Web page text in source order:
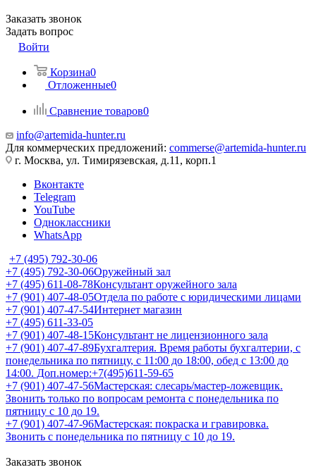
Заказать звонок
Задать вопрос
Войти
Корзина0
Отложенные0
Сравнение товаров0
info@artemida-hunter.ru
Для коммерческих предложений: commerse@artemida-hunter.ru
г. Москва, ул. Тимирязевская, д.11, корп.1
Вконтакте
Telegram
YouTube
Одноклассники
WhatsApp
+7 (495) 792-30-06
+7 (495) 792-30-06Оружейный зал
+7 (495) 611-08-78Консультант оружейного зала
+7 (901) 407-48-05Отдела по работе с юридическими лицами
+7 (901) 407-47-54Интернет магазин
+7 (495) 611-33-05
+7 (901) 407-48-15Консультант не лицензионного зала
+7 (901) 407-47-89Бухгалтерия. Время работы бухгалтерии, с
понедельника по пятницу, с 11:00 до 18:00, обед с 13:00 до
14:00. Доп.номер:+7(495)611-59-65
+7 (901) 407-47-56Мастерская: слесарь/мастер-ложевщик.
Звонить только по вопросам ремонта с понедельника по
пятницу с 10 до 19.
+7 (901) 407-47-96Мастерская: покраска и гравировка.
Звонить с понедельника по пятницу с 10 до 19.
Заказать звонок